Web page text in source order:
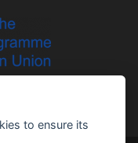
to ensure its